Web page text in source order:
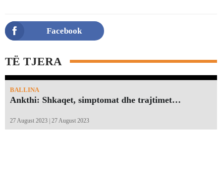
Facebook
TË TJERA
BALLINA
Ankthi: Shkaqet, simptomat dhe trajtimet…
27 August 2023 | 27 August 2023